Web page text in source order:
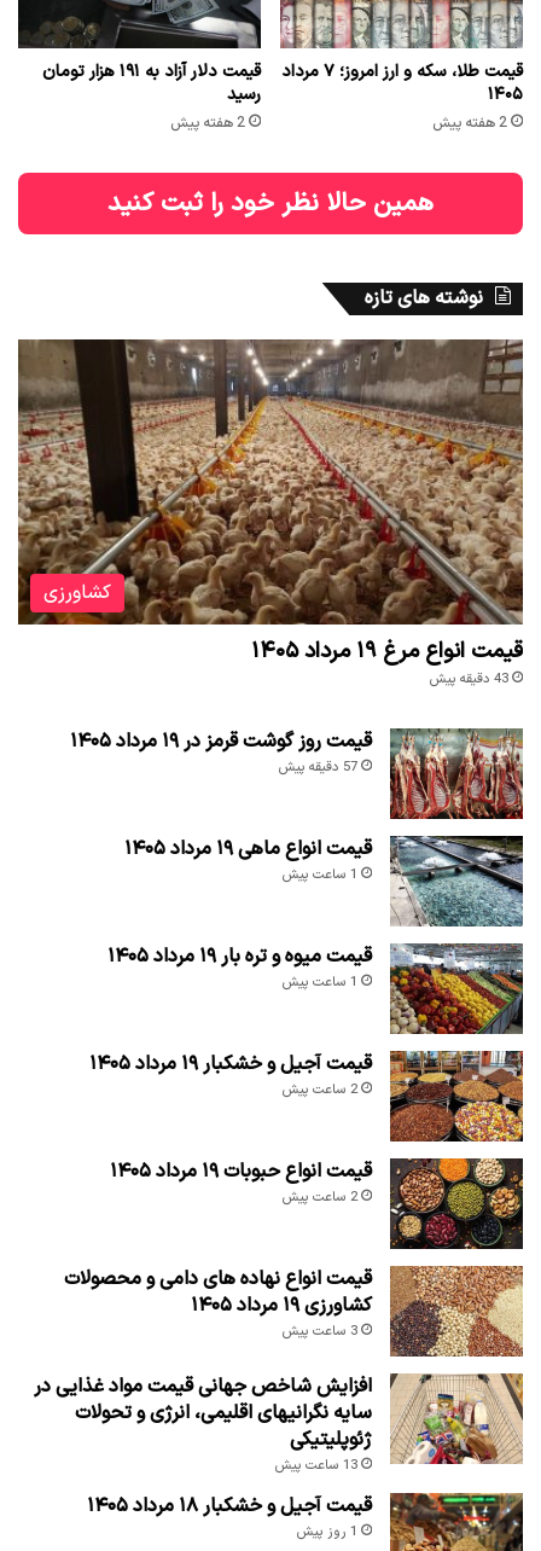
قیمت طلا، سکه و ارز امروز؛ ۷ مرداد
۱۴۰۵
2 هفته پیش
قیمت دلار آزاد به ۱۹۱ هزار تومان
رسید
2 هفته پیش
همین حالا نظر خود را ثبت کنید
نوشته های تازه
کشاورزی
قیمت انواع مرغ ۱۹ مرداد ۱۴۰۵
43 دقیقه پیش
قیمت روز گوشت قرمز در ۱۹ مرداد ۱۴۰۵
57 دقیقه پیش
قیمت انواع ماهی ۱۹ مرداد ۱۴۰۵
1 ساعت پیش
قیمت میوه و تره بار ۱۹ مرداد ۱۴۰۵
1 ساعت پیش
قیمت آجیل و خشکبار ۱۹ مرداد ۱۴۰۵
2 ساعت پیش
قیمت انواع حبوبات ۱۹ مرداد ۱۴۰۵
2 ساعت پیش
قیمت انواع نهاده های دامی و محصولات
کشاورزی ۱۹ مرداد ۱۴۰۵
3 ساعت پیش
افزایش شاخص جهانی قیمت مواد غذایی در
سایه نگرانیهای اقلیمی، انرژی و تحولات
ژئوپلیتیکی
13 ساعت پیش
قیمت آجیل و خشکبار ۱۸ مرداد ۱۴۰۵
1 روز پیش